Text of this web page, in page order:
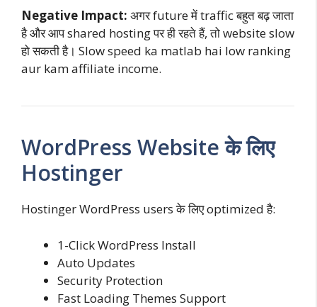
Negative Impact: अगर future में traffic बहुत बढ़ जाता
है और आप shared hosting पर ही रहते हैं, तो website slow
हो सकती है। Slow speed ka matlab hai low ranking
aur kam affiliate income.
WordPress Website के लिए
Hostinger
Hostinger WordPress users के लिए optimized है:
1-Click WordPress Install
Auto Updates
Security Protection
Fast Loading Themes Support